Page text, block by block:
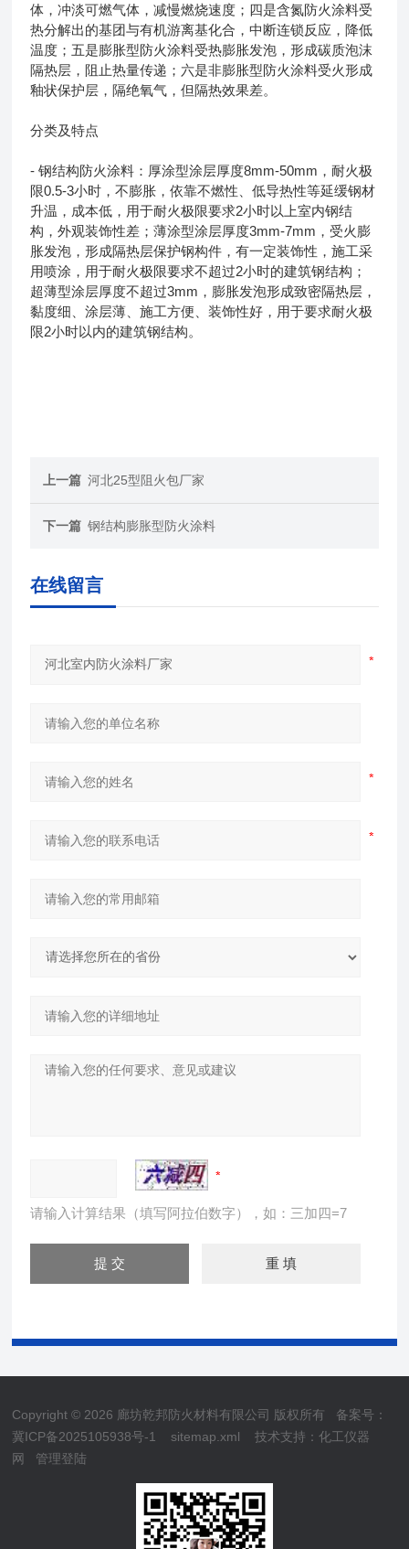
体，冲淡可燃气体，减慢燃烧速度；四是含氮防火涂料受
热分解出的基团与有机游离基化合，中断连锁反应，降低
温度；五是膨胀型防火涂料受热膨胀发泡，形成碳质泡沫
隔热层，阻止热量传递；六是非膨胀型防火涂料受火形成
釉状保护层，隔绝氧气，但隔热效果差。
分类及特点
- 钢结构防火涂料：厚涂型涂层厚度8mm-50mm，耐火极
限0.5-3小时，不膨胀，依靠不燃性、低导热性等延缓钢材
升温，成本低，用于耐火极限要求2小时以上室内钢结
构，外观装饰性差；薄涂型涂层厚度3mm-7mm，受火膨
胀发泡，形成隔热层保护钢构件，有一定装饰性，施工采
用喷涂，用于耐火极限要求不超过2小时的建筑钢结构；
超薄型涂层厚度不超过3mm，膨胀发泡形成致密隔热层，
黏度细、涂层薄、施工方便、装饰性好，用于要求耐火极
限2小时以内的建筑钢结构。
上一篇 河北25型阻火包厂家
下一篇 钢结构膨胀型防火涂料
在线留言
请输入计算结果（填写阿拉伯数字），如：三加四=7
Copyright © 2026 廊坊乾邦防火材料有限公司 版权所有 备案号：
冀ICP备2025105938号-1
sitemap.xml 技术支持：化工仪器
网
管理登陆